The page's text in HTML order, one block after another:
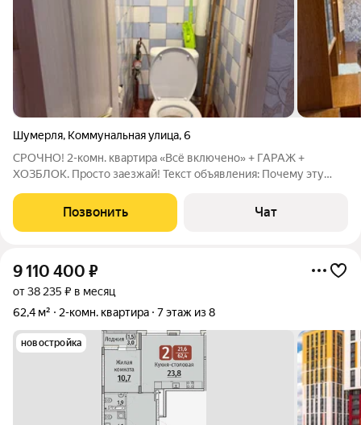
Шумерля, Коммунальная улица,6
СРОЧНО! 2-комн. квартира «Всё включено» + ГАРАЖ +
ХОЗБЛОК. Просто заезжай! Текст объявления: Почему эту
денег: Вам НЕ НУЖНО делать ремонт, покупать мебель или
технику. Всё уже есть и работает.
Позвонить Чат
9 110 400 ₽
от 38 235 ₽ в месяц
62,4 м²
2-комн. квартира 7 этаж из 8
новостройка